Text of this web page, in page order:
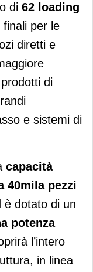
di 62 loading
per le
diretti e
di
e sistemi di
capacità
40mila pezzi
è dotato di un
potenza
l’intero
in linea